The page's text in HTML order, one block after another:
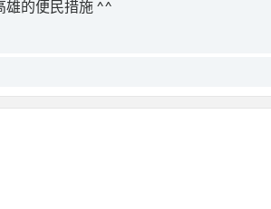
雄的便民措施 ^^